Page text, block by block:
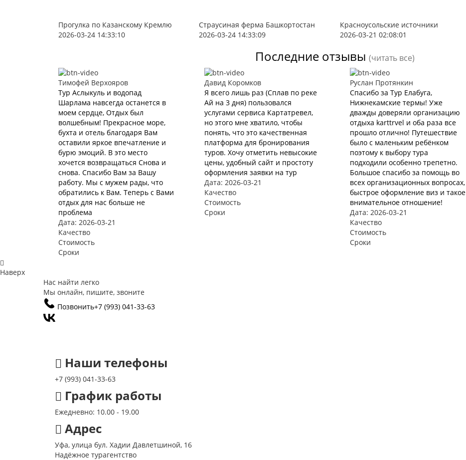
Прогулка по Казанскому Кремлю
2026-03-24 14:33:10
Страусиная ферма Башкортостан
2026-03-24 14:33:09
Красноусольские источники
2026-03-21 02:08:01
Последние отзывы (читать все)
Тимофей Верхояров
Тур Аслыкуль и водопад
Шарлама навсегда останется в
моем сердце, Отдых был
волшебным! Прекрасное море,
бухта и отель благодаря Вам
оставили яркое впечатление и
бурю эмоций. В это место
хочется возвращаться Снова и
снова. Спасибо Вам за Вашу
работу. Мы с мужем рады, что
обратились к Вам. Теперь с Вами
отдых для нас больше не
проблема
Дата: 2026-03-21
Качество
Стоимость
Сроки
Давид Коромков
Я всего лишь раз (Сплав по реке
Ай на 3 дня) пользовался
услугами сервиса Картатревел,
но этого мне хватило, чтобы
понять, что это качественная
платформа для бронирования
туров. Хочу отметить невысокие
цены, удобный сайт и простоту
оформления заявки на тур
Дата: 2026-03-21
Качество
Стоимость
Сроки
Руслан Протянкин
Спасибо за Тур Елабуга,
Нижнекамские термы! Уже
дважды доверяли организацию
отдыха karttrvel и оба раза все
прошло отлично! Путешествие
было с маленьким ребёнком
поэтому к выбору тура
подходили особенно трепетно.
Большое спасибо за помощь во
всех организационных вопросах,
быстрое оформление виз и такое
внимательное отношение!
Дата: 2026-03-21
Качество
Стоимость
Сроки
Наверх
Нас найти легко
Мы онлайн, пишите, звоните
Позвонить+7 (993) 041-33-63
Наши телефоны
+7 (993) 041-33-63
График работы
Ежедневно: 10.00 - 19.00
Адрес
Уфа, улица бул. Хадии Давлетшиной, 16
Надёжное турагентство